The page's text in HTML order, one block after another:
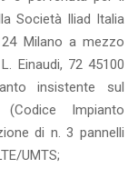
Società Iliad Italia
Milano a mezzo
Einaudi, 72 45100
insistente sul
Impianto
di n. 3 pannelli
UMTS;